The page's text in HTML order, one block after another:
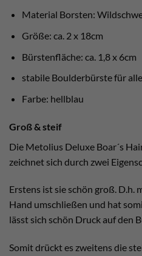
Material Borsten:
Größe: ca. 2 x 18cm
Bürstenfläche: ca. 1,8 x 6cm
stabile Boulderbürste für
Farbe: hellblau
Groß & steif
Die Metolius Deluxe Boar´s
zeichnet sich durch zwei
Erstens ist sie schön groß. D.h.
Hand umschließen und hat
lässt sich schön Druck auf den
Somit drückt es zweitens die